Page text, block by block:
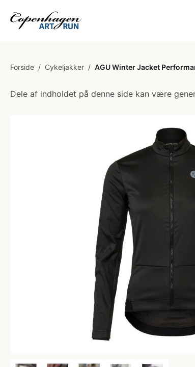
Forside / Cykeljakker / AGU Winter Jacket
Dele af indholdet på denne side kan være